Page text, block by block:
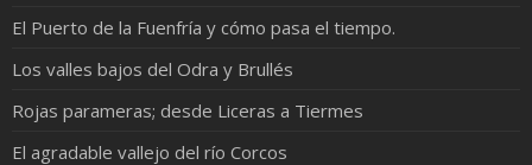
El Puerto de la Fuenfría y cómo pasa el tiempo.
Los valles bajos del Odra y Brullés
Rojas parameras; desde Liceras a Tiermes
El agradable vallejo del río Corcos